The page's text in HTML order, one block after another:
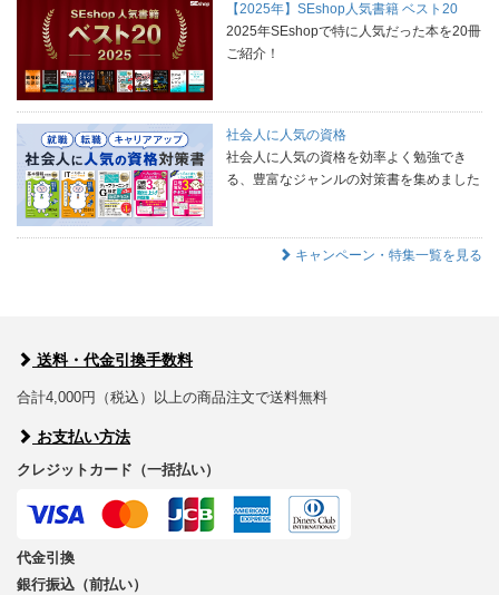
【2025年】SEshop人気書籍 ベスト20
2025年SEshopで特に人気だった本を20冊
ご紹介！
社会人に人気の資格
社会人に人気の資格を効率よく勉強でき
る、豊富なジャンルの対策書を集めました
キャンペーン・特集一覧を見る
送料・代金引換手数料
合計4,000円（税込）以上の商品注文で送料無料
お支払い方法
クレジットカード（一括払い）
代金引換
銀行振込（前払い）